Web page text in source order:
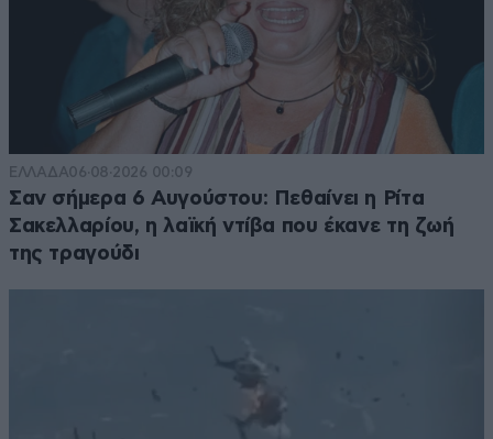
ΕΛΛΑΔΑ06·08·2026 00:09
Σαν σήμερα 6 Αυγούστου: Πεθαίνει η Ρίτα
Σακελλαρίου, η λαϊκή ντίβα που έκανε τη ζωή
της τραγούδι